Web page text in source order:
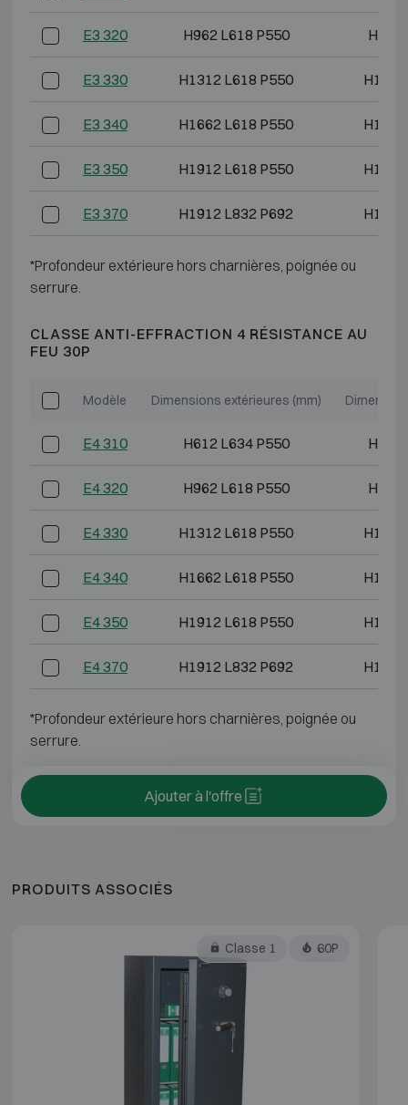
E3 320 H962 L618 P550 H843
E3 330 H1312 L618 P550
E3 340 H1662 L618 P550
E3 350 H1912 L618 P550
E3 370 H1912 L832 P692
*Profondeur extérieure hors charnières, poignée ou
serrure.
CLASSE ANTI-EFFRACTION 4 RÉSISTANCE AU
FEU 30P
Modèle Dimensions extérieures (mm)
E4 310 H612 L634 P550 H493
E4 320 H962 L618 P550 H843
E4 330 H1312 L618 P550
E4 340 H1662 L618 P550
E4 350 H1912 L618 P550
E4 370 H1912 L832 P692
*Profondeur extérieure hors charnières, poignée ou
serrure.
Ajouter à l'offre
PRODUITS ASSOCIÉS
Classe 1 60P